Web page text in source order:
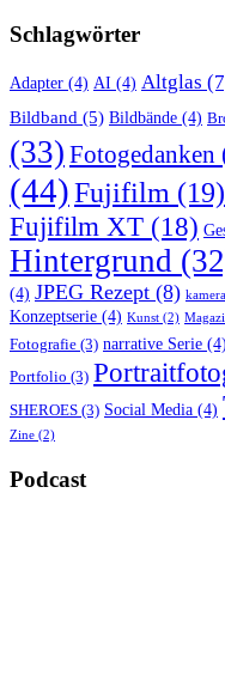
Schlagwörter
Adapter (4) AI (4) Altglas
Bildband (5) Bildbände (4)
(33) Fotogedanken
(44)Fujifilm (19)
Fujifilm XT (18)
Hintergrund
(4) JPEG Rezept (8) kamera
Konzeptserie (4) Kunst (2)
Fotografie (3) narrative Serie (4)
Portfolio (3)
SHEROES (3) Social Media (4)
Zine (2)
Podcast